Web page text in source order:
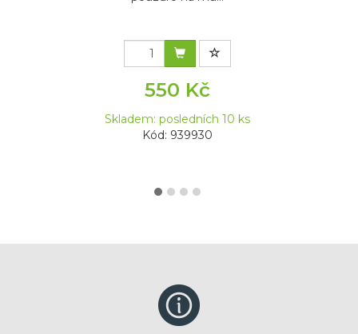
550 Kč
Skladem: posledních 10 ks
Kód: 939930